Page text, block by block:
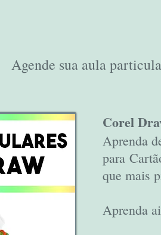
Agende sua aula
Corel
Aprenda
para
que mais
Aprenda